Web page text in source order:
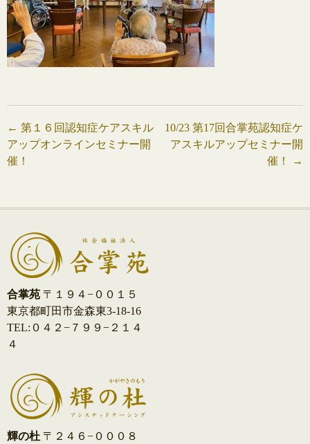
投
稿
ビ
ゲ
ー
シ
ョ
ン
← 第１６回認知症ケアスキル
アップオンラインセミナー開
催！
10/23 第17回合掌苑認知症ケ
アスキルアップセミナー開
催！
→
合掌苑 〒１９４−００１５
東京都町田市金森東3-18-16
TEL:０４２−７９９−２１４
４
輝の杜 〒２４６−０００８